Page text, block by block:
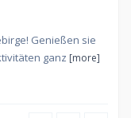
Genießen sie
ganz [more]